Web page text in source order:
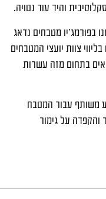
והיד עוד נטויה.
בפורמג'יו מטבחים נדאג
צוות יועצי המטבחים
בתחום מזה עשרות
משותף עבור המטבח
והקפדה על גימור